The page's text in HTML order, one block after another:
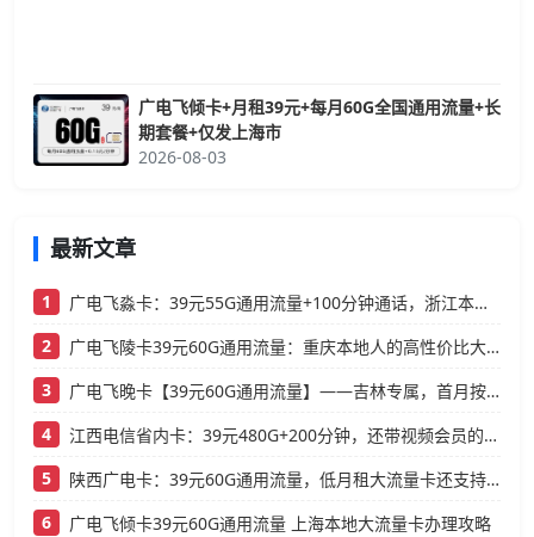
广电飞倾卡+月租39元+每月60G全国通用流量+长
期套餐+仅发上海市
2026-08-03
最新文章
1
广电飞淼卡：39元55G通用流量+100分钟通话，浙江本地人的高性价比大流量卡推荐
2
广电飞陵卡39元60G通用流量：重庆本地人的高性价比大流量卡推荐
3
广电飞晚卡【39元60G通用流量】——吉林专属，首月按天折算，流量充足不踩坑
4
江西电信省内卡：39元480G+200分钟，还带视频会员的大流量卡
5
陕西广电卡：39元60G通用流量，低月租大流量卡还支持结转
6
广电飞倾卡39元60G通用流量 上海本地大流量卡办理攻略